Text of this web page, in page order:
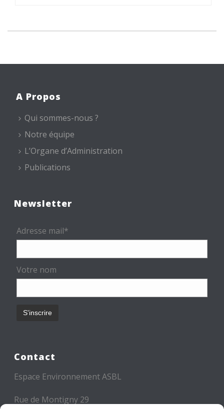
A Propos
Qui sommes-nous ?
Notre équipe
L’Organe d’Administration
Publications
Newsletter
Adresse mail*
Votre nom
Contact
Espace Environnement ASBL
Rue de Montigny 29